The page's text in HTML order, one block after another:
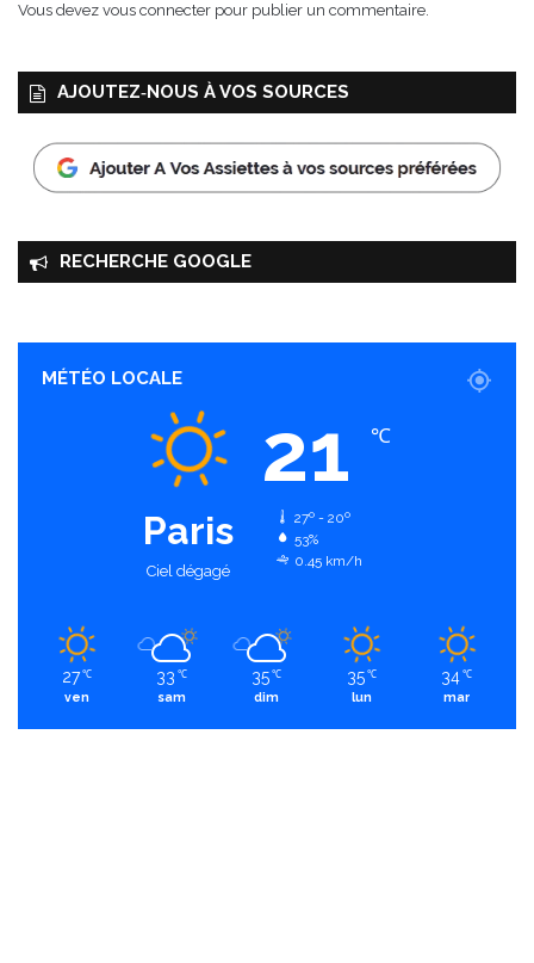
Vous devez vous connecter pour publier un commentaire.
AJOUTEZ‑NOUS À VOS SOURCES
RECHERCHE GOOGLE
MÉTÉO LOCALE
Paris
Ciel dégagé
21 ℃
27º - 20º
53%
0.45 km/h
27 ℃
ven
33 ℃
sam
35 ℃
dim
35 ℃
lun
34 ℃
mar